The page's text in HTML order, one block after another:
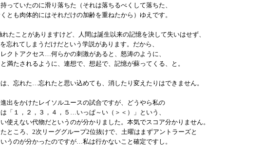
っていたのに滑り落ちた（それは落ちるべくして落ちた、
とも肉体的にはそれだけの加齢を重ねたから）ゆえです。
たことがありますけど、人間は誕生以来の記憶を決して失いはせず、
忘れてしまうだけだという学説があります。だから、
クトアクセス…何らかの刺激があると、怒涛のように、
満たされるように、連想で、想起で、記憶が蘇ってくる、と。
、忘れた…忘れたと思い込めても、消したり変えたりはできません。
出をかけたレイソルユースの試合ですが、どうやら私の
「１，２，３，４，５…いっぱ～い（＞＜）」という、
使えない代物だというのが分かりました。本気でスコア分かりません。
ところ、2次リーググループ2位抜けで、土曜はまずアントラーズと
うのが分かったのですが…私は行かないこと確定ですし。